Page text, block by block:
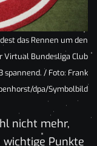
das Rennen um den
Virtual Bundesliga Club
spannend. / Foto: Frank
dpa/Symbolbild
nicht mehr,
Punkte